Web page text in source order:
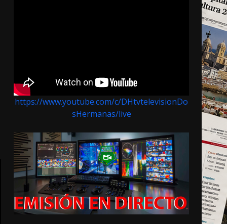
https://www.youtube.com/c/DHtvtelevisionDo
sHermanas/live